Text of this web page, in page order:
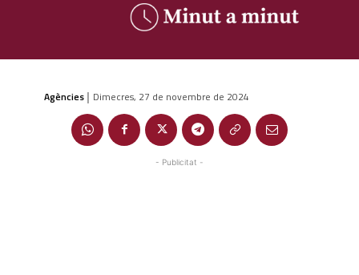
Agències | Dimecres, 27 de novembre de 2024
- Publicitat -